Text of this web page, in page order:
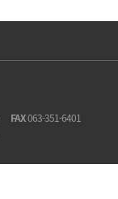
FAX063-351-6401